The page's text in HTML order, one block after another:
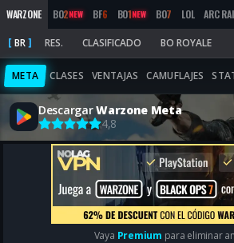
WARZONE BO2NEW BF6 BO1NEW BO7 LOL ARC
BR RES. CLASIFICADO BO ROYALE
META CLASES VENTAJAS CAMUFLAJES
DescargarWarzone Meta
4,8
Vaya Premium para eliminar